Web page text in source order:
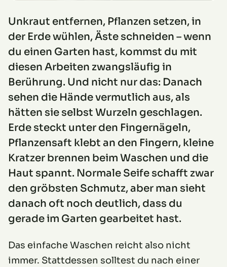
Unkraut entfernen, Pflanzen setzen, in
der Erde wühlen, Äste schneiden – wenn
du einen Garten hast, kommst du mit
diesen Arbeiten zwangsläufig in
Berührung. Und nicht nur das: Danach
sehen die Hände vermutlich aus, als
hätten sie selbst Wurzeln geschlagen.
Erde steckt unter den Fingernägeln,
Pflanzensaft klebt an den Fingern, kleine
Kratzer brennen beim Waschen und die
Haut spannt. Normale Seife schafft zwar
den gröbsten Schmutz, aber man sieht
danach oft noch deutlich, dass du
gerade im Garten gearbeitet hast.
Das einfache Waschen reicht also nicht
immer. Stattdessen solltest du nach einer